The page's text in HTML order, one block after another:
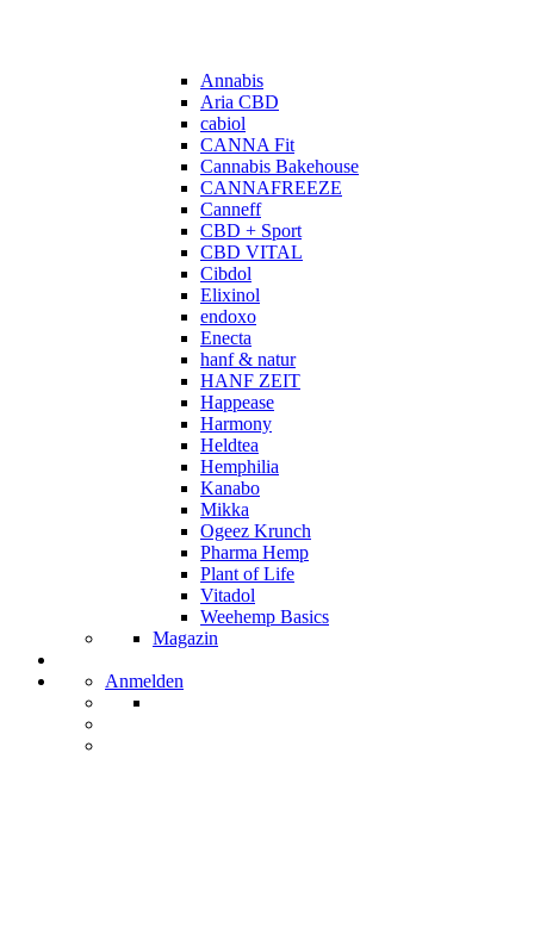
Annabis
Aria CBD
cabiol
CANNA Fit
Cannabis Bakehouse
CANNAFREEZE
Canneff
CBD + Sport
CBD VITAL
Cibdol
Elixinol
endoxo
Enecta
hanf & natur
HANF ZEIT
Happease
Harmony
Heldtea
Hemphilia
Kanabo
Mikka
Ogeez Krunch
Pharma Hemp
Plant of Life
Vitadol
Weehemp Basics
Magazin
Anmelden